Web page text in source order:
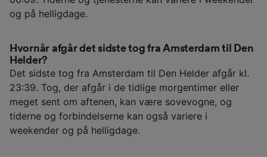
og på helligdage.
Hvornår afgår det sidste tog fra Amsterdam til Den
Helder?
Det sidste tog fra Amsterdam til Den Helder afgår kl.
23:39. Tog, der afgår i de tidlige morgentimer eller
meget sent om aftenen, kan være sovevogne, og
tiderne og forbindelserne kan også variere i
weekender og på helligdage.